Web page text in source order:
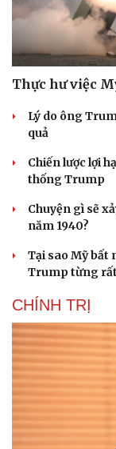
Cải chính
Thực hư việc
Lý do ông
quả
Chiến lược lợi
thống Trump
Chuyện gì sẽ
năm 1940?
Tại sao Mỹ
Trump từng rất
CHÍNH TRỊ